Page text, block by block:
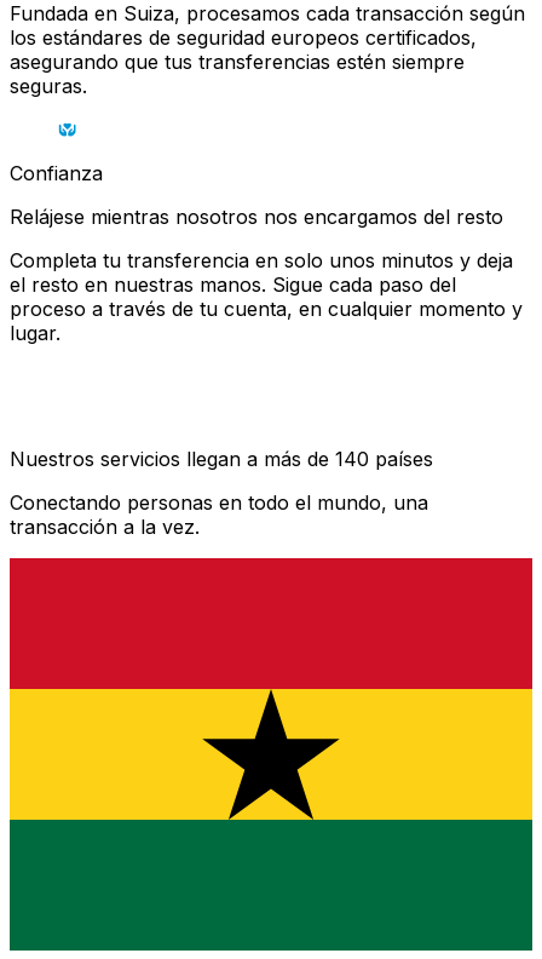
Fundada en Suiza, procesamos cada transacción según
los estándares de seguridad europeos certificados,
asegurando que tus transferencias estén siempre
seguras.
Confianza
Relájese mientras nosotros nos encargamos del resto
Completa tu transferencia en solo unos minutos y deja
el resto en nuestras manos. Sigue cada paso del
proceso a través de tu cuenta, en cualquier momento y
lugar.
Nuestros servicios llegan a más de 140 países
Conectando personas en todo el mundo, una
transacción a la vez.